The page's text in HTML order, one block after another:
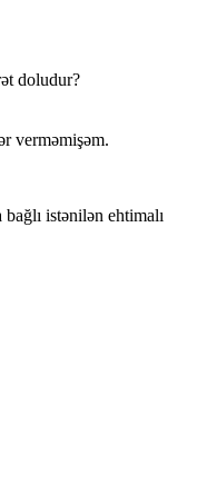
doludur?
verməmişəm.
istənilən ehtimalı